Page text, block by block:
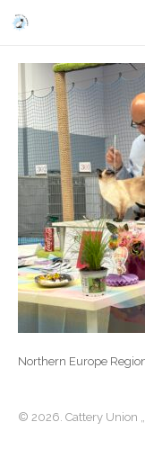
Northern Europe
© 2026. Cattery Union